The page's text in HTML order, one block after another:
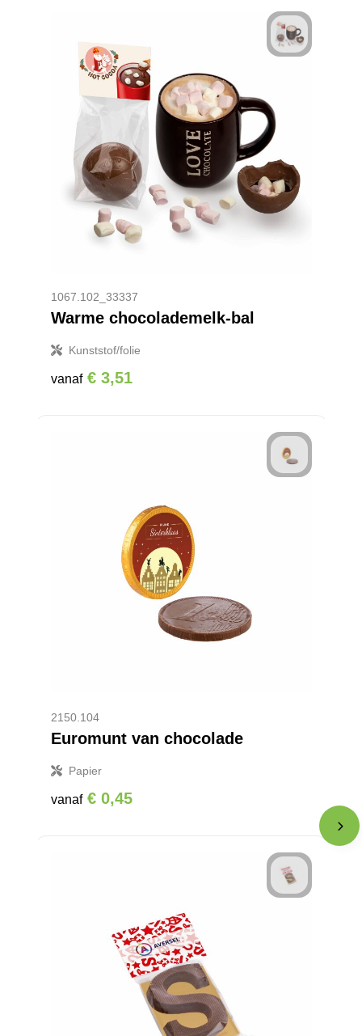
1067.102_33337
Warme chocolademelk-bal
Kunststof/folie
vanaf € 3,51
2150.104
Euromunt van chocolade
Papier
vanaf € 0,45